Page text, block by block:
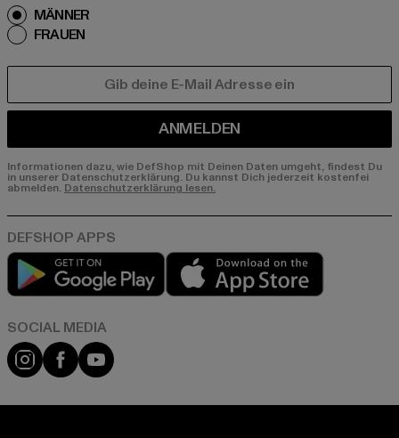
MÄNNER
FRAUEN
ANMELDEN
Informationen dazu, wie DefShop mit Deinen Daten umgeht, findest Du
in unserer Datenschutzerklärung. Du kannst Dich jederzeit kostenfei
abmelden.Datenschutzerklärung lesen.
Play market
Instagram
FacebookYouTube